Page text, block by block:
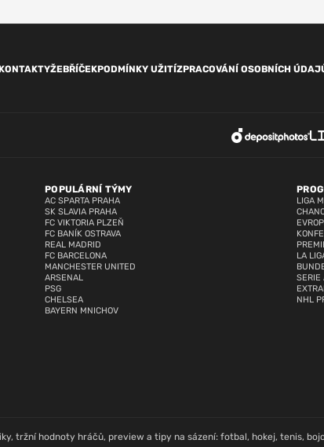
ŽEBŘÍČEKPODMÍNKY UŽITÍZPRACOVÁNÍ OSOBNÍCH
POPULÁRNÍ TÝMY
AC SPARTA PRAHA
SK SLAVIA PRAHA
FC VIKTORIA PLZEŇ
FC BANÍK OSTRAVA
REAL MADRID
FC BARCELONA
MANCHESTER UNITED
ARSENAL
PSG
CHELSEA
BAYERN MNICHOV
LIGA
LA
SERIE
NHL
tržní hodnoty hráčů, preview a tipy na sázení: fotbal, hokej, tenis,